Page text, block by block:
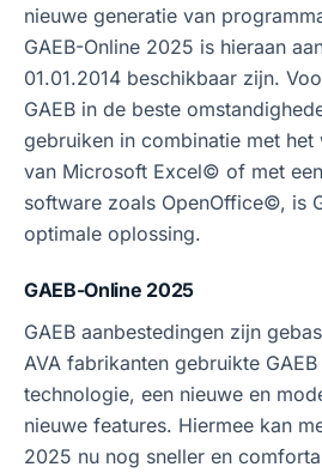
nieuwe generatie van
GAEB-Online 2025 is hieraan
01.01.2014 beschikbaar zijn.
GAEB in de beste
gebruiken in combinatie met
van Microsoft Excel© of met
software zoals OpenOffice©, is
optimale oplossing.
GAEB-Online 2025
GAEB aanbestedingen zijn
AVA fabrikanten gebruikte
technologie, een nieuwe en
nieuwe features. Hiermee kan
2025 nu nog sneller en